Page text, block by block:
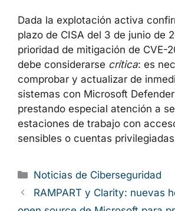
componentes de Defender. En
organizaciones que utilizan
antivirus de terceros con
deshabilitado, estas
representan una amenaza; no
recomienda verificar el estado
servicio en todos los endpoints.
Dada la explotación activa
prioridad de mitigación de CVE-
crítica
comprobar y actualizar de